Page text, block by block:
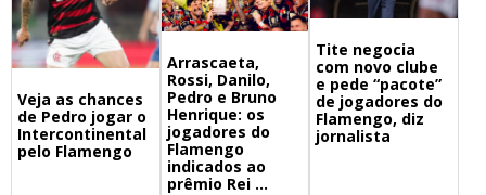
Veja as chances
de Pedro jogar o
Intercontinental
pelo Flamengo
Arrascaeta,
Rossi, Danilo,
Pedro e Bruno
Henrique: os
jogadores do
Flamengo
indicados ao
prêmio Rei ...
Tite negocia
com novo clube
e pede “pacote”
de jogadores do
Flamengo, diz
jornalista